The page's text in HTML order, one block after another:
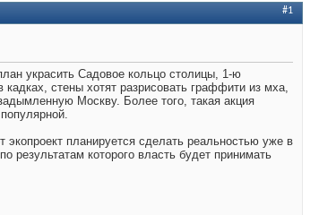
#1
украсить Садовое кольцо столицы, 1-ю
стены хотят разрисовать граффити из мха,
Москву. Более того, такая акция
планируется сделать реальностью уже в
результатам которого власть будет принимать